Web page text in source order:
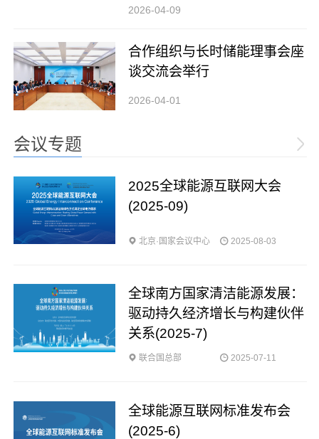
2026-04-09
合作组织与长时储能理事会座
谈交流会举行
2026-04-01
会议专题
2025全球能源互联网大会
(2025-09)
北京·国家会议中心 2025-08-03
全球南方国家清洁能源发展：
驱动持久经济增长与构建伙伴
关系(2025-7)
联合国总部 2025-07-11
全球能源互联网标准发布会
(2025-6)